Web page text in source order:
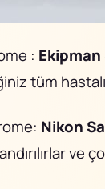
:
tüm
Nikon
ve